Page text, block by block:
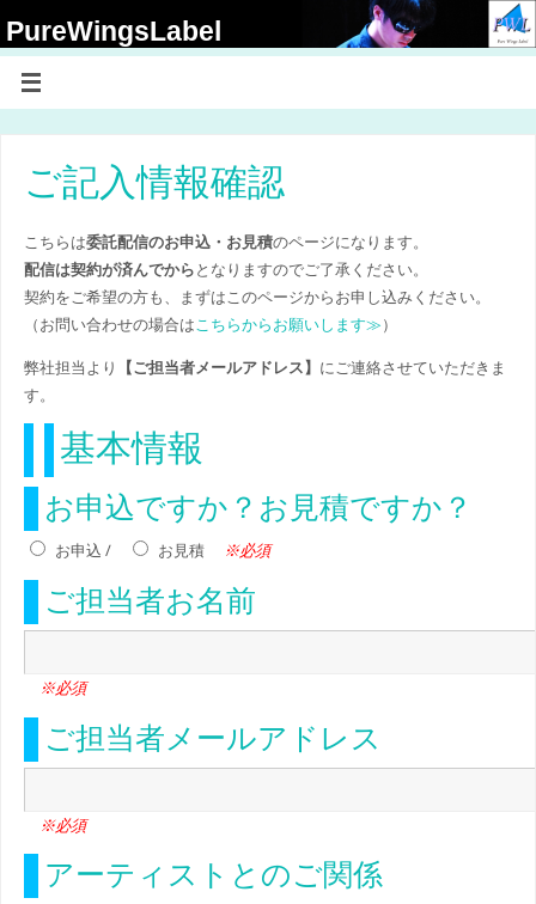
PureWingsLabel
【アーティストの為のアーティストを愛する方々の為の NPO法人 Pure
Wings Label】
ご記入情報確認
こちらは委託配信のお申込・お見積のページになります。
配信は契約が済んでからとなりますのでご了承ください。
契約をご希望の方も、まずはこのページからお申し込みください。
（お問い合わせの場合はこちらからお願いします≫）
弊社担当より 【ご担当者メールアドレス】 にご連絡させていただきま
す。
基本情報
お申込ですか？お見積ですか？
お申込 / お見積 ※必須
ご担当者お名前
※必須
ご担当者メールアドレス
※必須
アーティストとのご関係